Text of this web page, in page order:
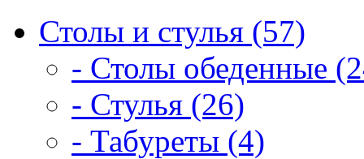
Столы и стулья (57)
- Столы обеденные
- Стулья (26)
- Табуреты (4)